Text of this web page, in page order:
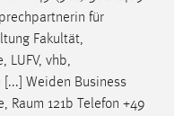
für
Fakultät,
LUFV, vhb,
[...] Weiden Business
Raum 121b Telefon +49